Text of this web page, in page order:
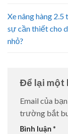
Xe nâng hàng
sự cần thiết cho
nhỏ?
Để lại một
Email của
trường bắt
Bình luận *